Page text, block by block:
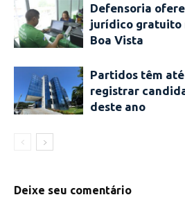
Defensoria
jurídico gratuito
Boa Vista
Partidos têm
registrar
deste ano
Deixe seu comentário